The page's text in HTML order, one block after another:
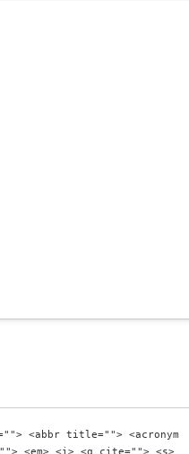
<abbr title=""> <acronym